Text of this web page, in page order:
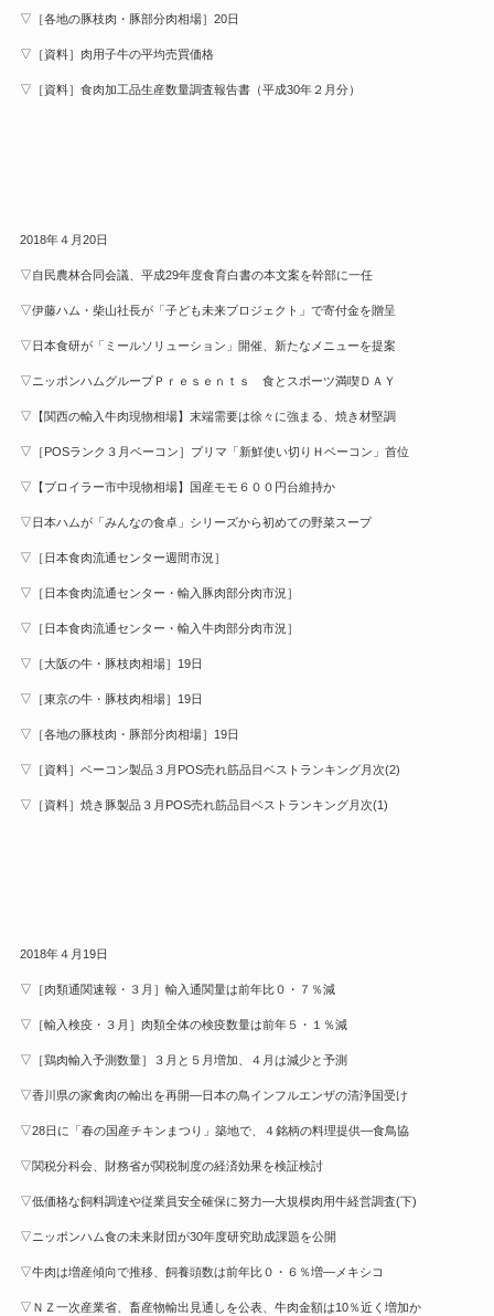
▽［各地の豚枝肉・豚部分肉相場］20日
▽［資料］肉用子牛の平均売買価格
▽［資料］食肉加工品生産数量調査報告書（平成30年２月分）
2018年４月20日
▽自民農林合同会議、平成29年度食育白書の本文案を幹部に一任
▽伊藤ハム・柴山社長が「子ども未来プロジェクト」で寄付金を贈呈
▽日本食研が「ミールソリューション」開催、新たなメニューを提案
▽ニッポンハムグループＰｒｅｓｅｎｔｓ 食とスポーツ満喫ＤＡＹ
▽【関西の輸入牛肉現物相場】末端需要は徐々に強まる、焼き材堅調
▽［POSランク３月ベーコン］プリマ「新鮮使い切りＨベーコン」首位
▽【ブロイラー市中現物相場】国産モモ６００円台維持か
▽日本ハムが「みんなの食卓」シリーズから初めての野菜スープ
▽［日本食肉流通センター週間市況］
▽［日本食肉流通センター・輸入豚肉部分肉市況］
▽［日本食肉流通センター・輸入牛肉部分肉市況］
▽［大阪の牛・豚枝肉相場］19日
▽［東京の牛・豚枝肉相場］19日
▽［各地の豚枝肉・豚部分肉相場］19日
▽［資料］ベーコン製品３月POS売れ筋品目ベストランキング月次(2)
▽［資料］焼き豚製品３月POS売れ筋品目ベストランキング月次(1)
2018年４月19日
▽［肉類通関速報・３月］輸入通関量は前年比０・７％減
▽［輸入検疫・３月］肉類全体の検疫数量は前年５・１％減
▽［鶏肉輸入予測数量］３月と５月増加、４月は減少と予測
▽香川県の家禽肉の輸出を再開—日本の鳥インフルエンザの清浄国受け
▽28日に「春の国産チキンまつり」築地で、４銘柄の料理提供—食鳥協
▽関税分科会、財務省が関税制度の経済効果を検証検討
▽低価格な飼料調達や従業員安全確保に努力—大規模肉用牛経営調査(下)
▽ニッポンハム食の未来財団が30年度研究助成課題を公開
▽牛肉は増産傾向で推移、飼養頭数は前年比０・６％増—メキシコ
▽ＮＺ一次産業省、畜産物輸出見通しを公表、牛肉金額は10％近く増加か